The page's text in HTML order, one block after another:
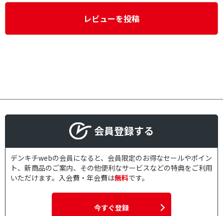
レビューを投稿
会員登録する
デンキチwebの会員になると、会員限定のお得なセールやポイン
ト、新商品のご案内、その他便利なサービスなどの特典をご利用
いただけます。入会費・年会費は無料です。
今すぐ登録